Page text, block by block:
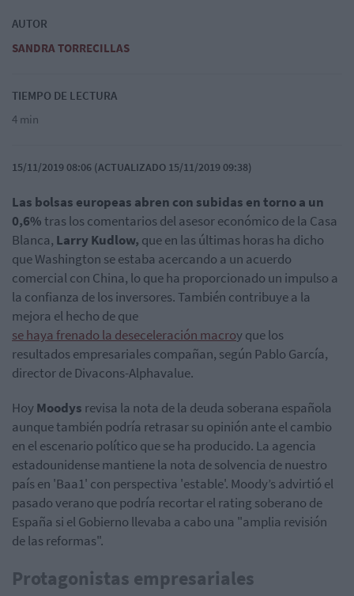
AUTOR
SANDRA TORRECILLAS
TIEMPO DE LECTURA
4 min
15/11/2019 08:06 (ACTUALIZADO 15/11/2019 09:38)
Las bolsas europeas abren con subidas en torno a un
0,6%tras los comentarios del asesor económico de la Casa
Blanca, Larry Kudlow, que en las últimas horas ha dicho
que Washington se estaba acercando a un acuerdo
comercial con China, lo que ha proporcionado un impulso a
la confianza de los inversores. También contribuye a la
mejora el hecho de que
se haya frenado la deseceleración macroy que los
resultados empresariales compañan, según Pablo García,
director de Divacons-Alphavalue.
HoyMoodys revisa la nota de la deuda soberana española
aunque también podría retrasar su opinión ante el cambio
en el escenario político que se ha producido. La agencia
estadounidense mantiene la nota de solvencia de nuestro
país en 'Baa1' con perspectiva 'estable'. Moody’s advirtió el
pasado verano que podría recortar el rating soberano de
España si el Gobierno llevaba a cabo una "amplia revisión
de las reformas".
Protagonistas empresariales